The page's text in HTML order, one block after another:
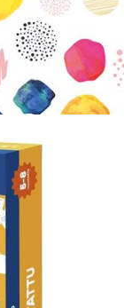
Tietopalvelun